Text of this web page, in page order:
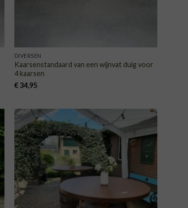
DIVERSEN
Kaarsenstandaard van een wijnvat duig voor
4 kaarsen
€34,95
TOEVOEGEN
VERLANGLIJST